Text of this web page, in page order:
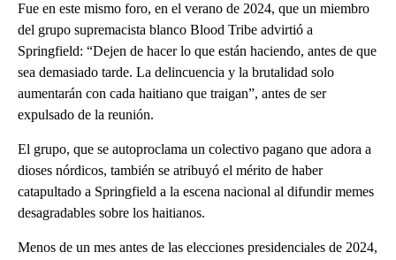
Fue en este mismo foro, en el verano de 2024, que un miembro
del grupo supremacista blanco Blood Tribe advirtió a
Springfield: “Dejen de hacer lo que están haciendo, antes de que
sea demasiado tarde. La delincuencia y la brutalidad solo
aumentarán con cada haitiano que traigan”, antes de ser
expulsado de la reunión.
El grupo, que se autoproclama un colectivo pagano que adora a
dioses nórdicos, también se atribuyó el mérito de haber
catapultado a Springfield a la escena nacional al difundir memes
desagradables sobre los haitianos.
Menos de un mes antes de las elecciones presidenciales de 2024,